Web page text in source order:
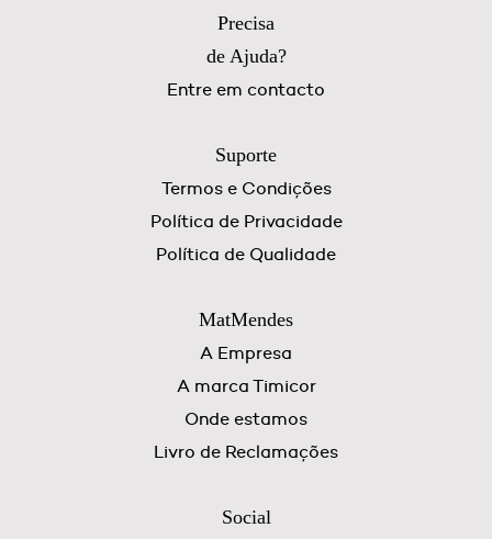
Precisa
de Ajuda?
Entre em contacto
Suporte
Termos e Condições
Política de Privacidade
Política de Qualidade
MatMendes
A Empresa
A marca Timicor
Onde estamos
Livro de Reclamações
Social